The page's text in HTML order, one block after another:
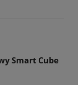
Smart Cube